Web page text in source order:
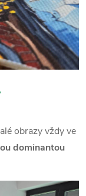
obrazy vždy ve
dominantou